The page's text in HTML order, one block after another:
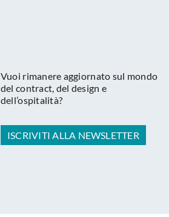
Vuoi rimanere aggiornato sul mondo
del contract, del design e
dell’ospitalità?
ISCRIVITI ALLA NEWSLETTER